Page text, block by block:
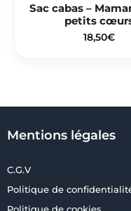
Sac cabas –
petits
18,50€
Mentions légales
C.G.V
Politique de
Politique de cookies